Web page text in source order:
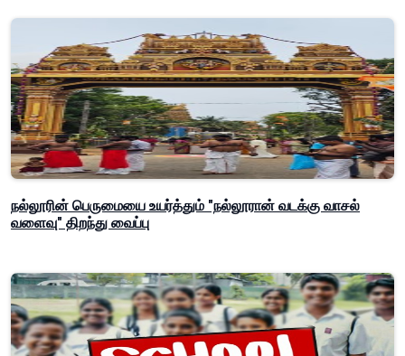
நல்லூரின் பெருமையை உயர்த்தும் "நல்லூரான் வடக்கு வாசல்
வளைவு" திறந்து வைப்பு